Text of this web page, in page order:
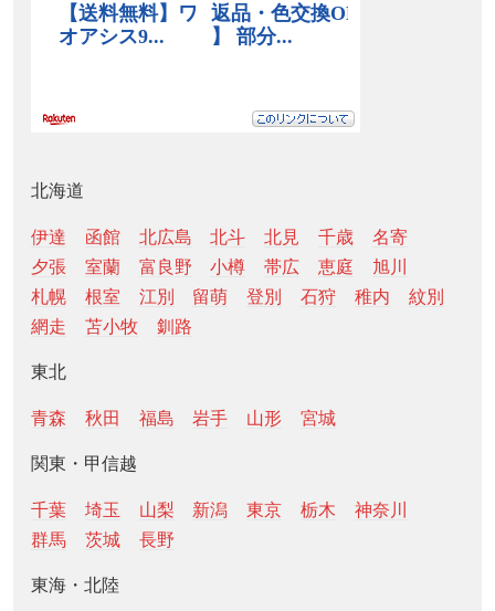
北海道
伊達 函館 北広島 北斗 北見 千歳
名寄
夕張
室蘭 富良野 小樽 帯広 恵庭
旭川
札幌
根室 江別 留萌 登別 石狩 稚内
紋別
網走
苫小牧 釧路
東北
青森 秋田 福島 岩手 山形 宮城
関東・甲信越
千葉 埼玉 山梨 新潟 東京 栃木
神奈川
群馬
茨城 長野
東海・北陸